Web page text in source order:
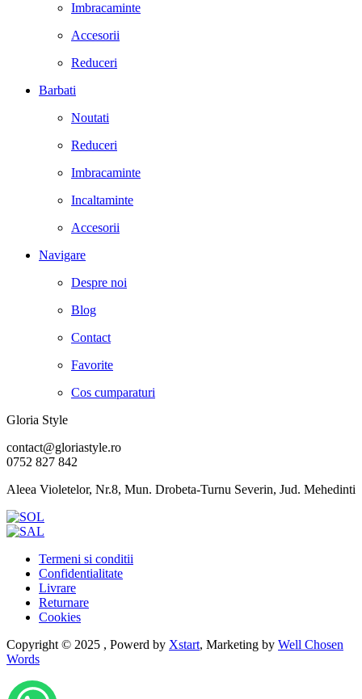
Imbracaminte
Accesorii
Reduceri
Barbati
Noutati
Reduceri
Imbracaminte
Incaltaminte
Accesorii
Navigare
Despre noi
Blog
Contact
Favorite
Cos cumparaturi
Gloria Style
contact@gloriastyle.ro
0752 827 842
Aleea Violetelor, Nr.8, Mun. Drobeta-Turnu Severin, Jud. Mehedinti
Termeni si conditii
Confidentialitate
Livrare
Returnare
Cookies
Copyright © 2025 , Powerd by Xstart, Marketing by Well Chosen
Words